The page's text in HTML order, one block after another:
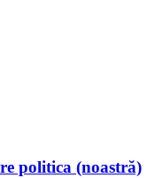
politica (noastră)